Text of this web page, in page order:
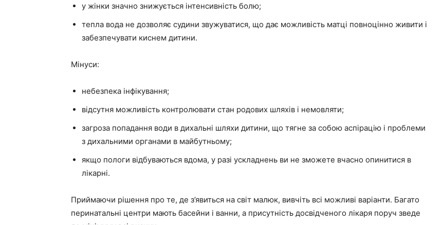
у жінки значно знижується інтенсивність болю;
тепла вода не дозволяє судини звужуватися, що дає можливість матці повноцінно живити і
забезпечувати киснем дитини.
Мінуси:
небезпека інфікування;
відсутня можливість контролювати стан родових шляхів і немовляти;
загроза попадання води в дихальні шляхи дитини, що тягне за собою аспірацію і проблеми
з дихальними органами в майбутньому;
якщо пологи відбуваються вдома, у разі ускладнень ви не зможете вчасно опинитися в
лікарні.
Приймаючи рішення про те, де з’явиться на світ малюк, вивчіть всі можливі варіанти. Багато
перинатальні центри мають басейни і ванни, а присутність досвідченого лікаря поруч зведе